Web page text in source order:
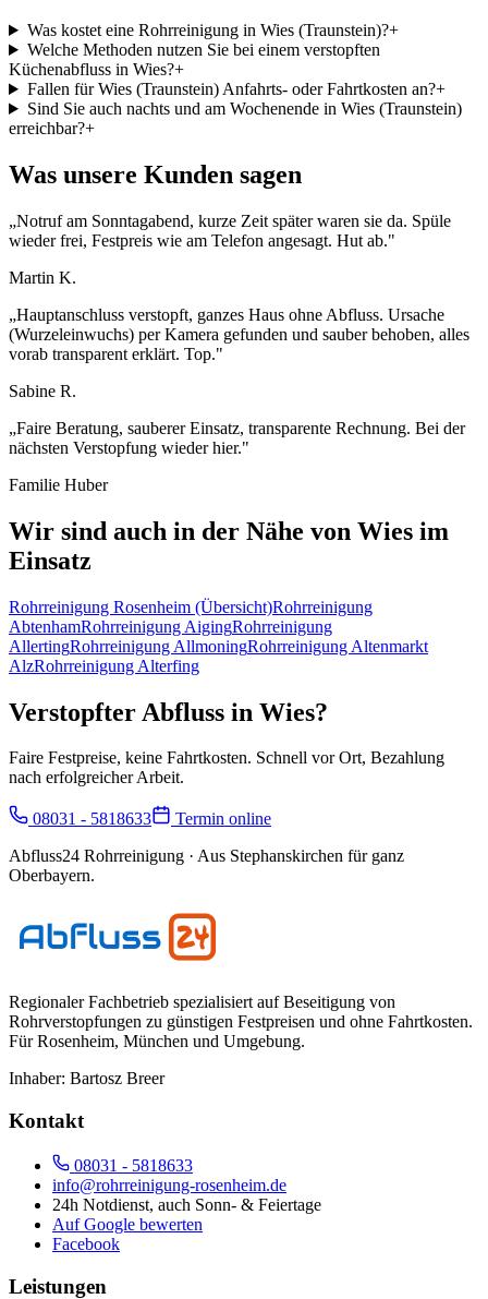
Was kostet eine Rohrreinigung in Wies (Traunstein)?+
Welche Methoden nutzen Sie bei einem verstopften
Küchenabfluss in Wies?+
Fallen für Wies (Traunstein) Anfahrts- oder Fahrtkosten an?+
Sind Sie auch nachts und am Wochenende in Wies (Traunstein)
erreichbar?+
Was unsere Kunden sagen
„Notruf am Sonntagabend, kurze Zeit später waren sie da. Spüle
wieder frei, Festpreis wie am Telefon angesagt. Hut ab."
Martin K.
„Hauptanschluss verstopft, ganzes Haus ohne Abfluss. Ursache
(Wurzeleinwuchs) per Kamera gefunden und sauber behoben, alles
vorab transparent erklärt. Top."
Sabine R.
„Faire Beratung, sauberer Einsatz, transparente Rechnung. Bei der
nächsten Verstopfung wieder hier."
Familie Huber
Wir sind auch in der Nähe von Wies im
Einsatz
Rohrreinigung Rosenheim (Übersicht)Rohrreinigung
AbtenhamRohrreinigung AigingRohrreinigung
AllertingRohrreinigung AllmoningRohrreinigung Altenmarkt
AlzRohrreinigung Alterfing
Verstopfter Abfluss in Wies?
Faire Festpreise, keine Fahrtkosten. Schnell vor Ort, Bezahlung
nach erfolgreicher Arbeit.
08031 - 5818633
Termin online
Abfluss24 Rohrreinigung · Aus Stephanskirchen für ganz
Oberbayern.
Regionaler Fachbetrieb spezialisiert auf Beseitigung von
Rohrverstopfungen zu günstigen Festpreisen und ohne Fahrtkosten.
FürRosenheim, München und Umgebung.
Inhaber: Bartosz Breer
Kontakt
08031 - 5818633
info@rohrreinigung-rosenheim.de
24h Notdienst, auch Sonn- & Feiertage
Auf Google bewerten
Facebook
Leistungen